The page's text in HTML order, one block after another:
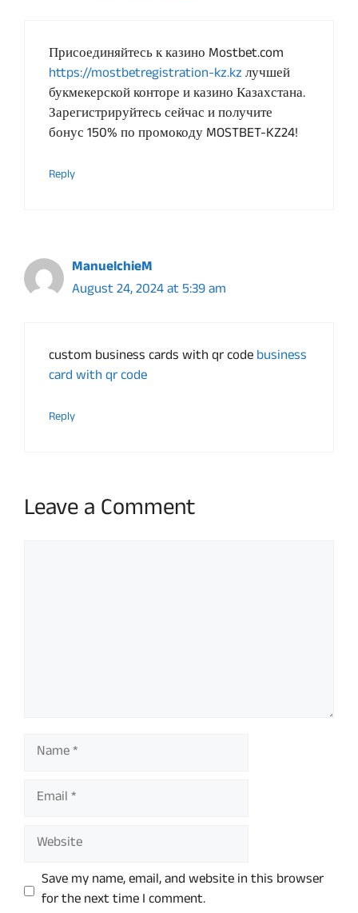
Присоединяйтесь к казино Mostbet.com
https://mostbetregistration-kz.kzлучшей
букмекерской конторе и казино Казахстана.
Зарегистрируйтесь сейчас и получите
бонус 150% по промокоду MOSTBET-KZ24!
Reply
ManuelchieM
August 24, 2024 at 5:39 am
custom business cards with qr codebusiness
card with qr code
Reply
Leave a Comment
Name
Email
Website
Save my name, email, and website in this browser
for the next time I comment.